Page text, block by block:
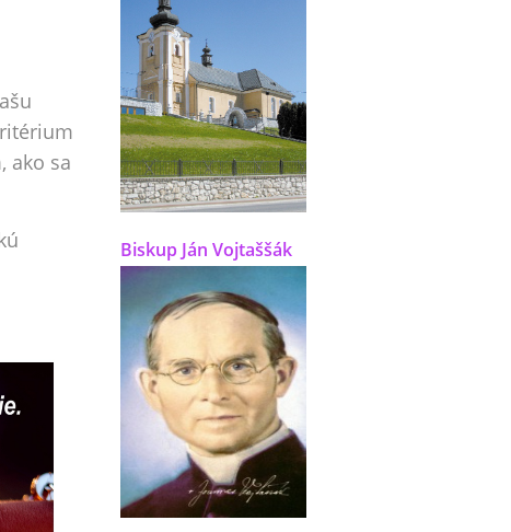
ako sa
Biskup Ján Vojtaššák